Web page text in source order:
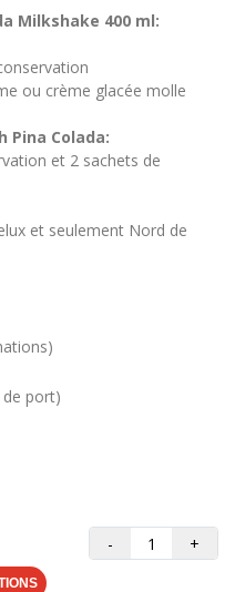
Milkshake 400 ml:
ou crème glacée molle
Pina Colada:
et 2 sachets de
et seulement Nord de
port)
- +